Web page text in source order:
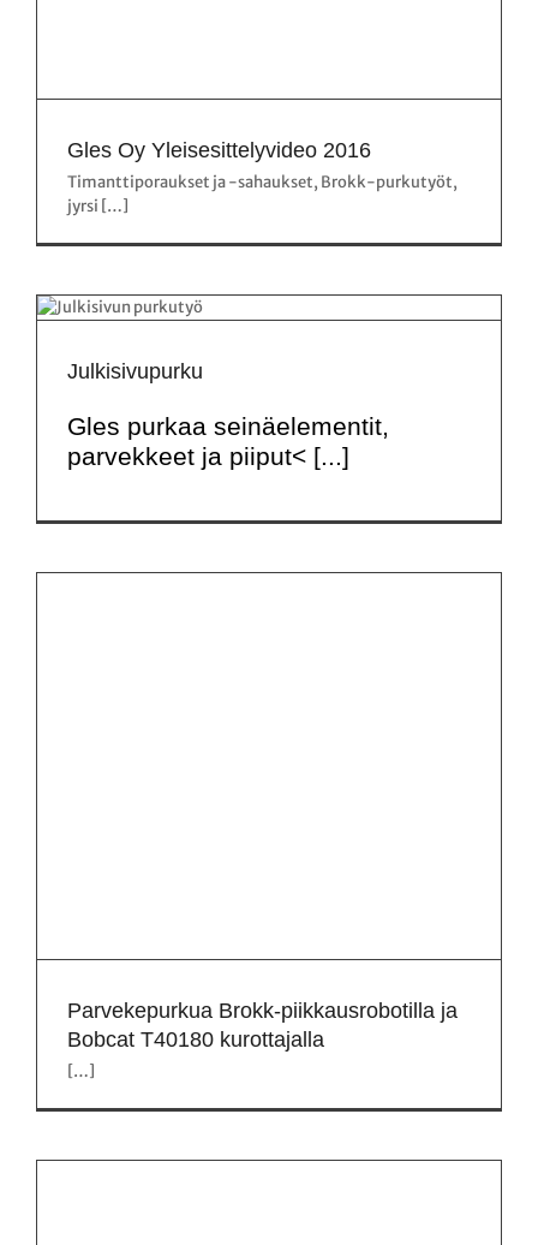
Gles Oy Yleisesittelyvideo 2016
Timanttiporaukset ja -sahaukset, Brokk-purkutyöt,
jyrsi […]
Julkisivupurku
Gles purkaa seinäelementit,
parvekkeet ja piiput< [...]
Parvekepurkua Brokk-piikkausrobotilla ja
Bobcat T40180 kurottajalla
[…]